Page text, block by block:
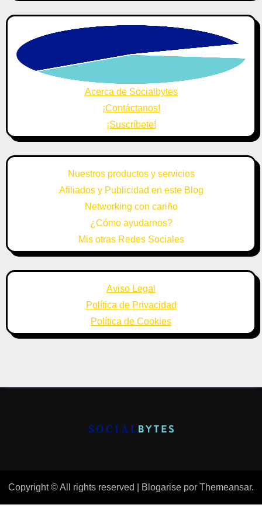
Acerca de Socialbytes
¡Contáctanos!
¡Suscríbete!
Nuestros productos y servicios
Afiliados y Publicidad en este Blog
Networking con cariño
¿Cómo ayudarnos?
Mis otras Redes Sociales
Aviso Legal
Política de Privacidad
Política de Cookies
Copyright © All rights reserved Blogarise por Themeansar.